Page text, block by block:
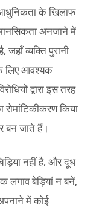
के खिलाफ
अनजाने में
जहाँ व्यक्ति पुरानी
लिए आवश्यक
द्वारा इस तरह
रोमांटिकीकरण किया
बन जाते हैं।
नहीं है, और दूध
लगाव बेड़ियां न बनें,
में कोई